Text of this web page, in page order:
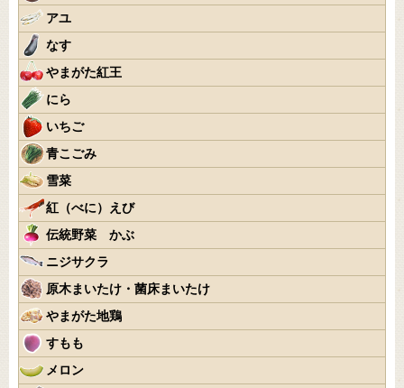
アユ
なす
やまがた紅王
にら
いちご
青こごみ
雪菜
紅（べに）えび
伝統野菜 かぶ
ニジサクラ
原木まいたけ・菌床まいたけ
やまがた地鶏
すもも
メロン